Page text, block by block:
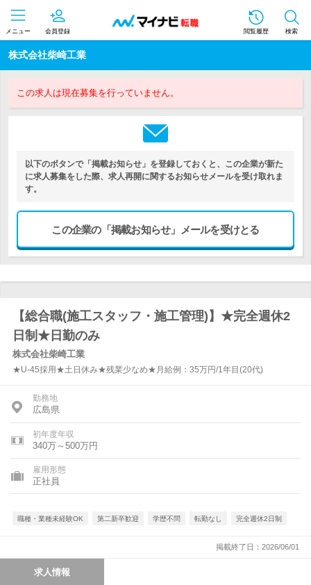
メニュー 会員登録 閲覧履歴 検索
株式会社柴崎工業
この求人は現在募集を行っていません。
以下のボタンで「掲載お知らせ」を登録しておくと、この企業が新た
に求人募集をした際、求人再開に関するお知らせメールを受け取れま
す。
この企業の「掲載お知らせ」メールを受けとる
【総合職(施工スタッフ・施工管理)】★完全週休2
日制★日勤のみ
株式会社柴崎工業
★U-45採用★土日休み★残業少なめ★月給例：35万円/1年目(20代)
勤務地
広島県
初年度年収
340万～500万円
雇用形態
正社員
職種・業種未経験OK 第二新卒歓迎 学歴不問 転勤なし 完全週休2日制
掲載終了日：2026/06/01
求人情報